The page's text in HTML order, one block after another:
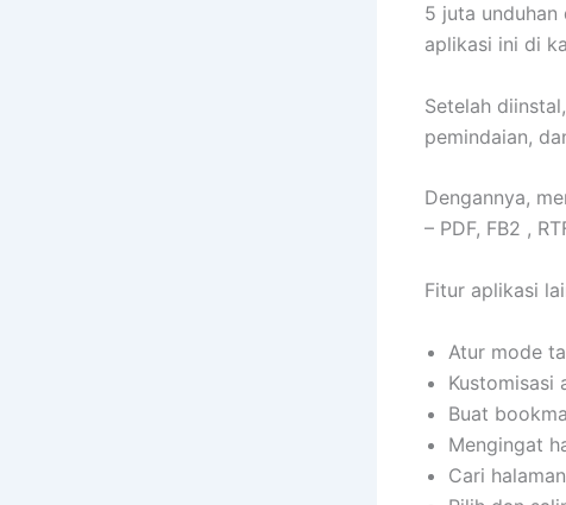
5 juta
aplikasi ini di
Setelah
pemindaian,
Dengannya,
– PDF, FB2 ,
Fitur aplikasi
Atur mode
Kustomisasi
Buat
Mengingat
Cari